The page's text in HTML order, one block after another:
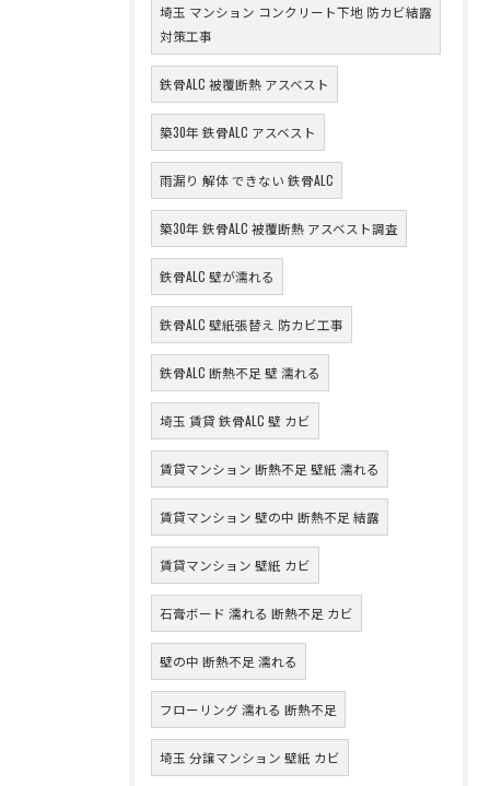
埼玉 マンション コンクリート下地 防カビ結露
対策工事
鉄骨ALC 被覆断熱 アスベスト
築30年 鉄骨ALC アスベスト
雨漏り 解体 できない 鉄骨ALC
築30年 鉄骨ALC 被覆断熱 アスベスト調査
鉄骨ALC 壁が濡れる
鉄骨ALC 壁紙張替え 防カビ工事
鉄骨ALC 断熱不足 壁 濡れる
埼玉 賃貸 鉄骨ALC 壁 カビ
賃貸マンション 断熱不足 壁紙 濡れる
賃貸マンション 壁の中 断熱不足 結露
賃貸マンション 壁紙 カビ
石膏ボード 濡れる 断熱不足 カビ
壁の中 断熱不足 濡れる
フローリング 濡れる 断熱不足
埼玉 分譲マンション 壁紙 カビ